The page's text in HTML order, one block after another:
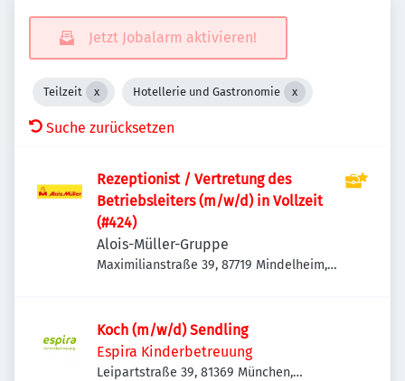
Jetzt Jobalarm aktivieren!
Teilzeit Hotellerie und Gastronomie
Suche zurücksetzen
Rezeptionist / Vertretung des
Betriebsleiters (m/w/d) in Vollzeit
(#424)
Alois-Müller-Gruppe
Maximilianstraße 39, 87719 Mindelheim,
Koch (m/w/d) Sendling
Espira Kinderbetreuung
Leipartstraße 39, 81369 München,